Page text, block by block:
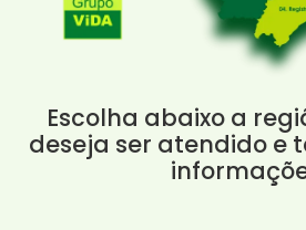
Escolha abaixo a
deseja ser atendido e